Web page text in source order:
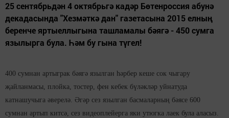
25 сентябрьдән 4 октябрьгә кадәр Бөтенроссия абунә
декадасында "Хезмәткә дан" газетасына 2015 елның
беренче яртыеллыгына ташламалы бәягә - 450 сумга
язылырга була. Һәм бу гына түгел!
400 сумнан артыграк бәягә язылган һәрбер кеше сок чыгару
җайланмасы, плойка, тостер, фен кебек бүләкләр уйнатуда
катнашучыга әверелә. Әгәр сез язылган басмаларның бәясе 600
сумнан артып китсә, сез видеоплейерга яки утюгка лаек була аласыз.